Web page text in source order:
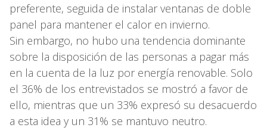
preferente, seguida de instalar ventanas de doble
panel para mantener el calor en invierno.
Sin embargo, no hubo una tendencia dominante
sobre la disposición de las personas a pagar más
en la cuenta de la luz por energía renovable. Solo
el 36% de los entrevistados se mostró a favor de
ello, mientras que un 33% expresó su desacuerdo
a esta idea y un 31% se mantuvo neutro.